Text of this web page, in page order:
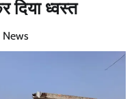
दिया ध्वस्त
News